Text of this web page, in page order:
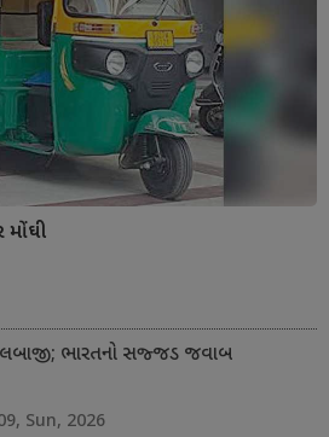
મોંઘી
ભારતનો સજ્જડ જવાબ
Sun, 2026